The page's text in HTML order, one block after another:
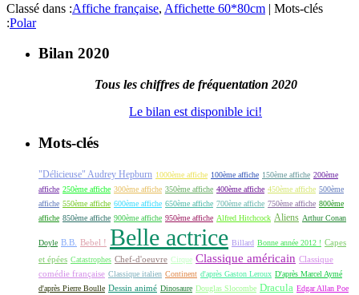
Classé dans :Affiche française, Affichette 60*80cm | Mots-clés
:Polar
Bilan 2020
Tous les chiffres de fréquentation 2020
Le bilan est disponible ici!
Mots-clés
"Délicieuse" Audrey Hepburn 1000ème affiche 100ème affiche 150ème affiche 200ème
affiche 250ème affiche 300ème affiche 350ème affiche 400ème affiche 450ème affiche 500ème
affiche 550ème affiche 600ème affiche 650ème affiche 700ème affiche 750ème affiche 800ème
affiche 850ème affiche 900ème affiche 950ème affiche Alfred Hitchcock Aliens Arthur Conan
Doyle B.B. Bebel ! Belle actrice Billard Bonne année 2012 ! Capes
et épées Catastrophes Chef-d'oeuvre Cirque Classique américain Classique
comédie française Classique italien Continent d'après Gaston Leroux D'après Marcel Aymé
d'après Pierre Boulle Dessin animé Dinosaure Douglas Slocombe Dracula Edgar Allan Poe